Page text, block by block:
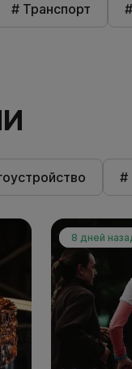
# Транспорт
#
8 дней